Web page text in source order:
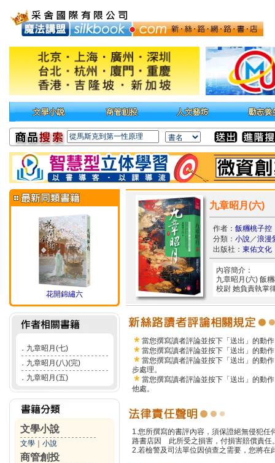
花開錦繡六
． 九章昭月(七)
． 九章昭月(八)(完)
． 九章昭月(五)
文學小說
文學 小說
商管創投
九章昭月(六)
作者： 飯糰桃子控
分類： 小說／浪漫
出版社： 東佑文化
內容簡介：
九章昭月(六) 飯
校尉 她負責執掌
當您撰寫讀者評論並按下「送出」的動
當您撰寫讀者評論並按下「送出」的動
當您撰寫讀者評論並按下「送出」的動
步處理。
當您撰寫讀者評論並按下「送出」的動
他處。
1.您所撰寫的書評內容，須保證絕無侵犯
路書店因 此所受之損害，付損害賠償責任
2.若檢警及司法單位因偵查之需要，您將